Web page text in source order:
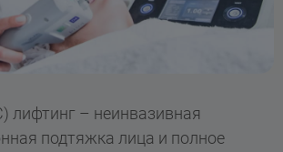
лифтинг – неинвазивная
подтяжка лица и полное